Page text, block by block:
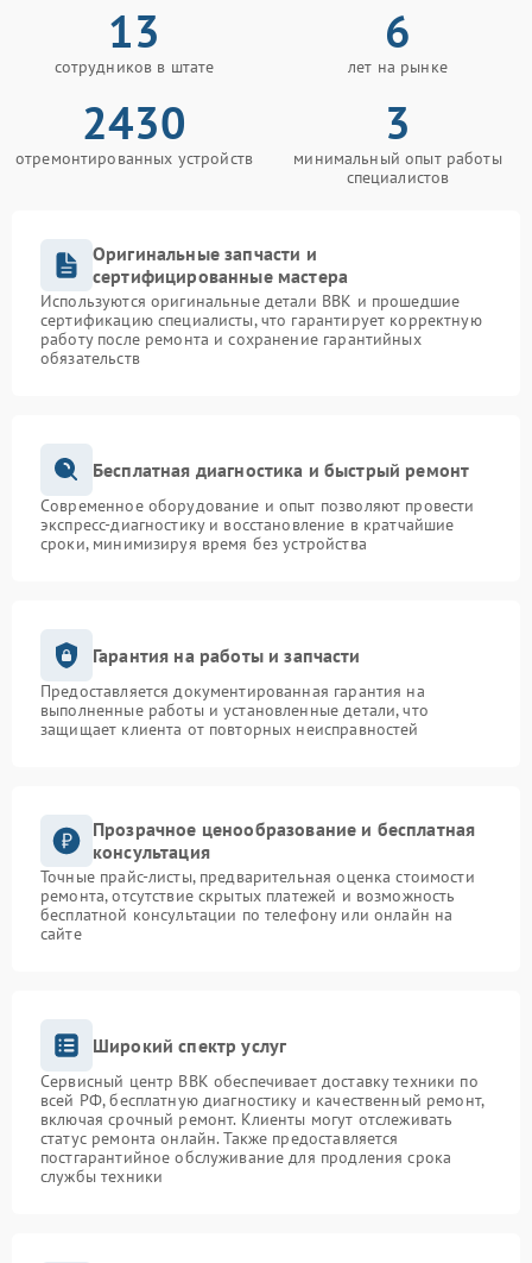
13
сотрудников в штате
6
лет на рынке
2430
отремонтированных устройств
3
минимальный опыт работы
специалистов
Оригинальные запчасти и
сертифицированные мастера
Используются оригинальные детали BBK и прошедшие
сертификацию специалисты, что гарантирует корректную
работу после ремонта и сохранение гарантийных
обязательств
Бесплатная диагностика и быстрый ремонт
Современное оборудование и опыт позволяют провести
экспресс-диагностику и восстановление в кратчайшие
сроки, минимизируя время без устройства
Гарантия на работы и запчасти
Предоставляется документированная гарантия на
выполненные работы и установленные детали, что
защищает клиента от повторных неисправностей
Прозрачное ценообразование и бесплатная
консультация
Точные прайс-листы, предварительная оценка стоимости
ремонта, отсутствие скрытых платежей и возможность
бесплатной консультации по телефону или онлайн на
сайте
Широкий спектр услуг
Сервисный центр BBK обеспечивает доставку техники по
всей РФ, бесплатную диагностику и качественный ремонт,
включая срочный ремонт. Клиенты могут отслеживать
статус ремонта онлайн. Также предоставляется
постгарантийное обслуживание для продления срока
службы техники